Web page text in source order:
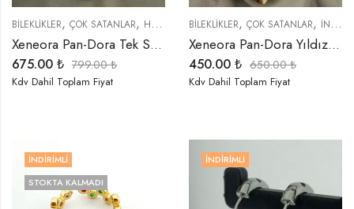
BİLEKLİKLER, ÇOK SATANLAR, HEDIYELER ,İNDIRIMLI ÜRÜNLER,ÖZEL SERİLER
Xeneora Pan-Dora Tek Sıra Taşlı Kelepçe Bileklik
675.00 ₺ 799.00₺
Kdv Dahil Toplam Fiyat
BİLEKLİKLER, ÇOK SATANLAR, İNDIRIMLI ÜRÜNLER
Xeneora Pan-Dora Yıldız Gold Bileklik
450.00 ₺ 650.00₺
Kdv Dahil Toplam Fiyat
İNDIRIMLI
STOKTA KALMADI
İNDIRIMLI